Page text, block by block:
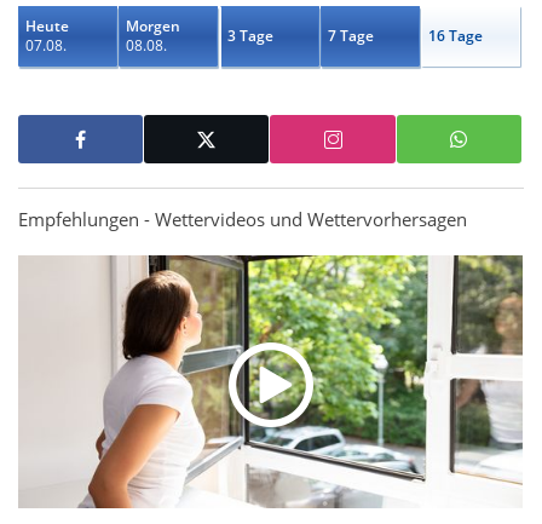
Heute
07.08.
Morgen
08.08.
3 Tage 7 Tage 16 Tage
Empfehlungen - Wettervideos und Wettervorhersagen